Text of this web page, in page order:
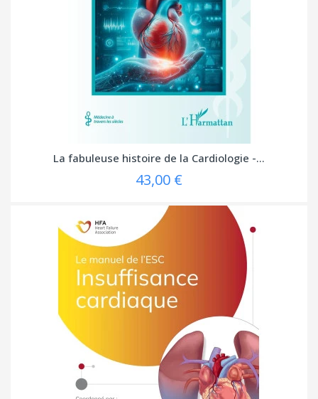
La fabuleuse histoire de la Cardiologie -...
43,00 €